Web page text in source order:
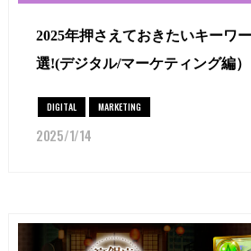
2025年押さえておきたいキーワ
選!(デジタル/マーケティング編）
DIGITAL MARKETING
2025/1/14